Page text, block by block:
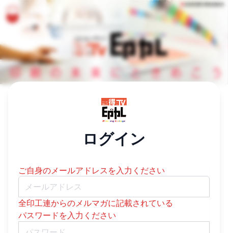
ログイン
ご自身のメールアドレスを入力ください
Email:
全印工連からのメルマガに記載されている
パスワードを入力ください
Password:
/login